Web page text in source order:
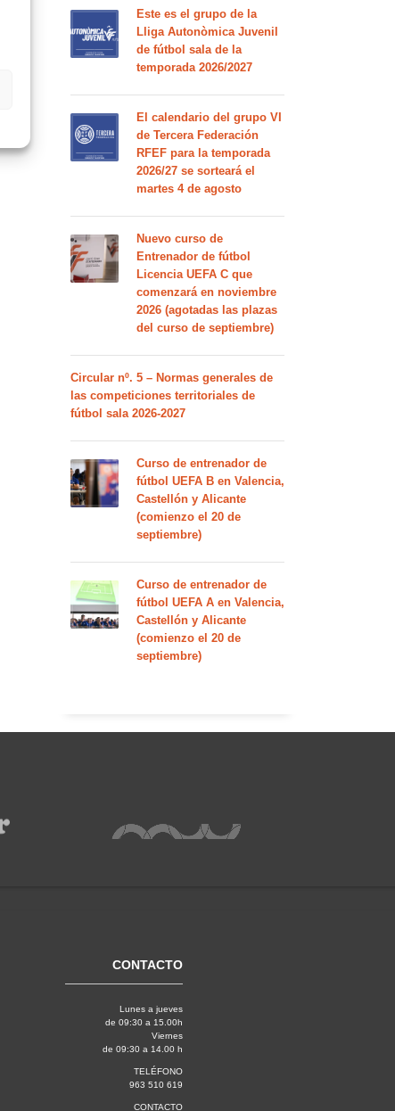
Este es el grupo de la
Lliga Autonòmica Juvenil
de fútbol sala de la
temporada 2026/2027
El calendario del grupo VI
de Tercera Federación
RFEF para la temporada
2026/27 se sorteará el
martes 4 de agosto
Nuevo curso de
Entrenador de fútbol
Licencia UEFA C que
comenzará en noviembre
2026 (agotadas las plazas
del curso de septiembre)
Circular nº. 5 – Normas generales de
las competiciones territoriales de
fútbol sala 2026-2027
Curso de entrenador de
fútbol UEFA B en Valencia,
Castellón y Alicante
(comienzo el 20 de
septiembre)
Curso de entrenador de
fútbol UEFA A en Valencia,
Castellón y Alicante
(comienzo el 20 de
septiembre)
CONTACTO
Lunes a jueves
de 09:30 a 15.00h
Viernes
de 09:30 a 14.00 h
TELÉFONO
963 510 619
CONTACTO